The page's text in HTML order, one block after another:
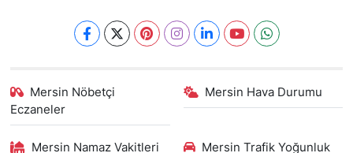
Mersin Nöbetçi
Eczaneler
Mersin Hava Durumu
Mersin Namaz Vakitleri Mersin Trafik Yoğunluk